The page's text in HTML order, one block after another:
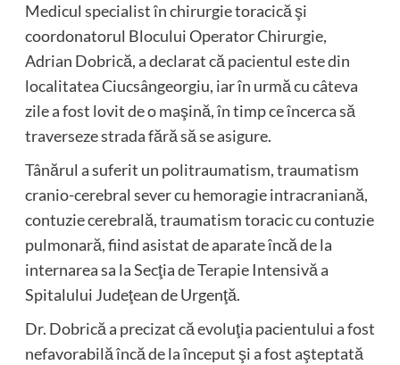
Medicul specialist în chirurgie toracică şi
coordonatorul Blocului Operator Chirurgie,
Adrian Dobrică, a declarat că pacientul este din
localitatea Ciucsângeorgiu, iar în urmă cu câteva
zile a fost lovit de o maşină, în timp ce încerca să
traverseze strada fără să se asigure.
Tânărul a suferit un politraumatism, traumatism
cranio-cerebral sever cu hemoragie intracraniană,
contuzie cerebrală, traumatism toracic cu contuzie
pulmonară, fiind asistat de aparate încă de la
internarea sa la Secţia de Terapie Intensivă a
Spitalului Judeţean de Urgenţă.
Dr. Dobrică a precizat că evoluţia pacientului a fost
nefavorabilă încă de la început şi a fost aşteptată